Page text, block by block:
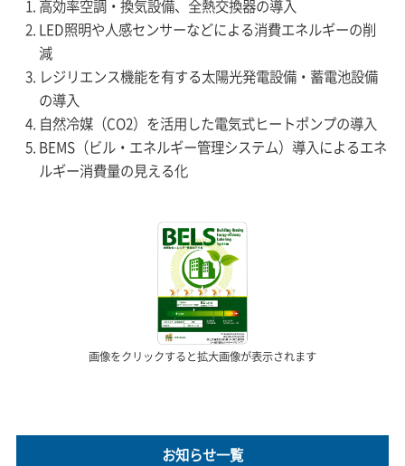
高効率空調・換気設備、全熱交換器の導入
LED照明や人感センサーなどによる消費エネルギーの削
減
レジリエンス機能を有する太陽光発電設備・蓄電池設備
の導入
自然冷媒（CO2）を活用した電気式ヒートポンプの導入
BEMS（ビル・エネルギー管理システム）導入によるエネ
ルギー消費量の見える化
画像をクリックすると拡大画像が表示されます
お知らせ一覧